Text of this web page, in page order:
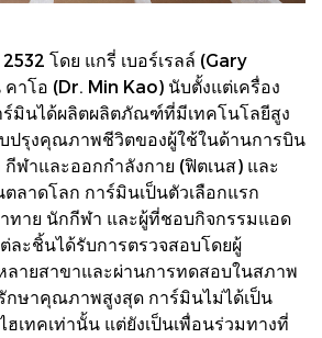
โดย แกรี่ เบอร์เรลล์ (Gary
าโอ (Dr. Min Kao) นับตั้งแต่เครื่อง
ร์มินได้ผลิตผลิตภัณฑ์ที่มีเทคโนโลยีสูง
บปรุงคุณภาพชีวิตของผู้ใช้ในด้านการบิน
กีฬาและออกกำลังกาย (ฟิตเนส) และ
ลาดโลก การ์มินเป็นตัวเลือกแรก
ทาย นักกีฬา และผู้ที่ชอบกิจกรรมแอด
ละชิ้นได้รับการตรวจสอบโดยผู้
ลายสาขาและผ่านการทดสอบในสภาพ
กษาคุณภาพสูงสุด การ์มินไม่ได้เป็น
เทคเท่านั้น แต่ยังเป็นเพื่อนร่วมทางที่